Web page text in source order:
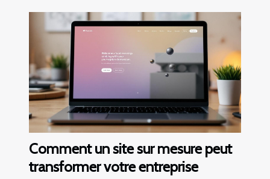
Comment un site sur mesure peut
transformer votre entreprise